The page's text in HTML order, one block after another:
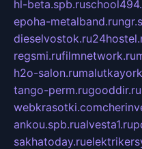
hl-beta.spb.ru
epoha-metalband.ru
dieselvostok.ru
regsmi.rufilmnetwork.ru
h2o-salon.ru
tango-perm.rugooddir.ru
webkrasotki.com
ankou.spb.rualvesta1.ru
sakhatoday.ru